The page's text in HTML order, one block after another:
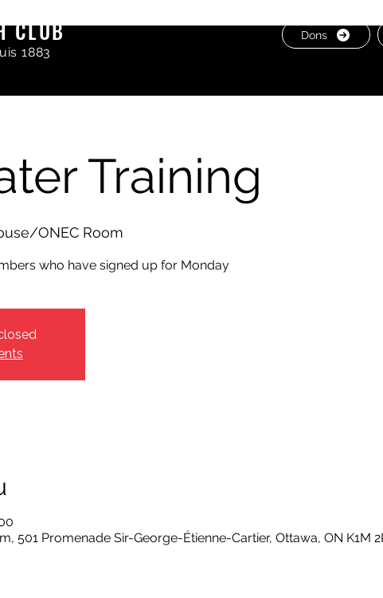
CLUB
1883
Dons
Training
ONEC Room
who have signed up for Monday
501 Promenade Sir-George-Étienne-Cartier, Ottawa, ON K1M